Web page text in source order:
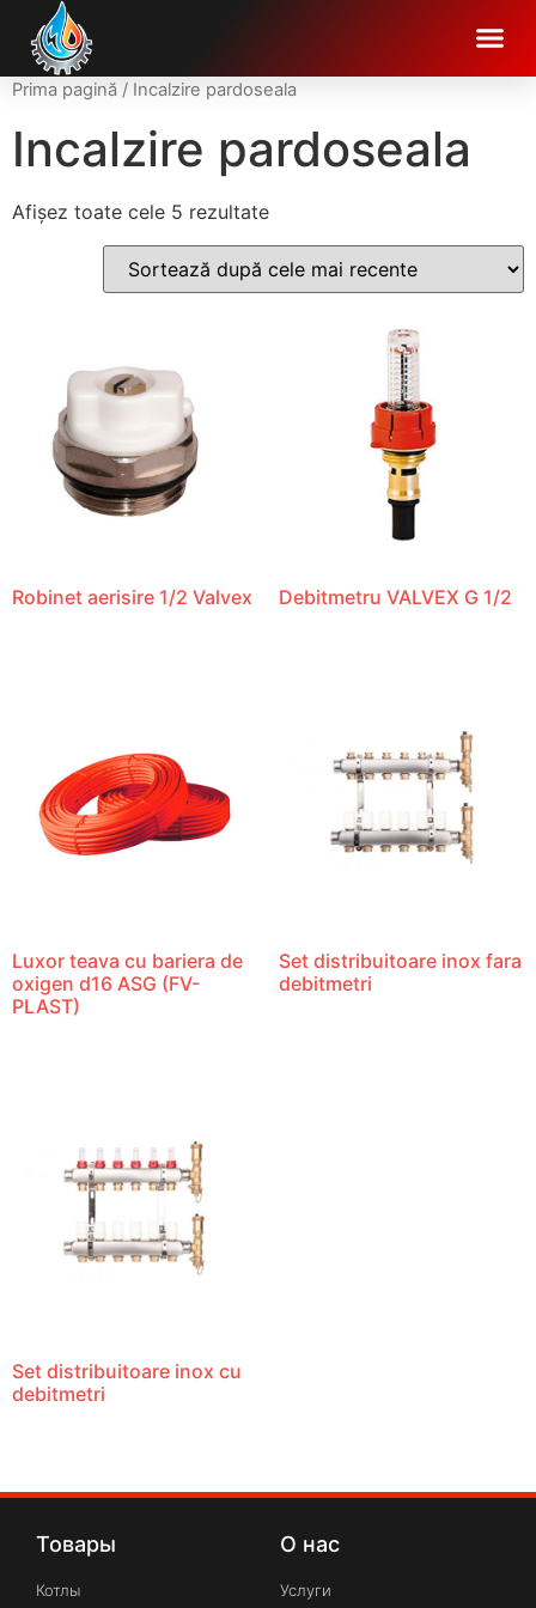
Prima pagină / Incalzire pardoseala
Incalzire pardoseala
Afișez toate cele 5 rezultate
Robinet aerisire 1/2 Valvex Debitmetru VALVEX G 1/2
Luxor teava cu bariera de
oxigen d16 ASG (FV-
PLAST)
Set distribuitoare inox fara
debitmetri
Set distribuitoare inox cu
debitmetri
Товары
Котлы
О нас
Услуги